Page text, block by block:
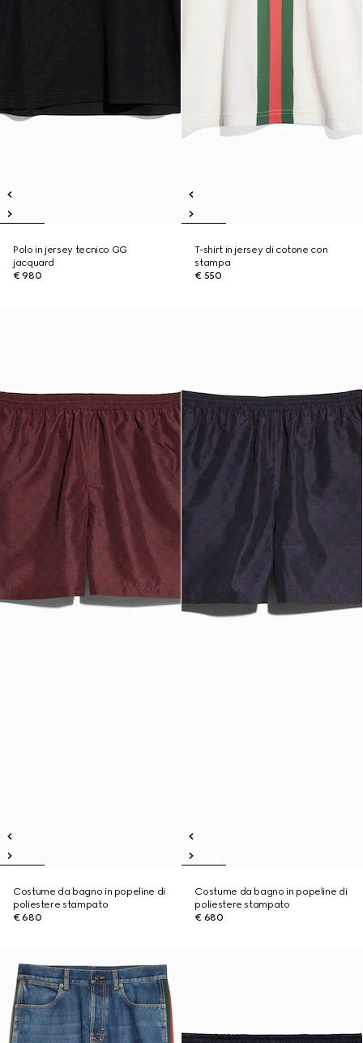
Polo in jersey tecnico GG
jacquard
€ 980
T-shirt in jersey di cotone con
stampa
€ 550
Costume da bagno in popeline di
poliestere stampato
€ 680
Costume da bagno in popeline di
poliestere stampato
€ 680